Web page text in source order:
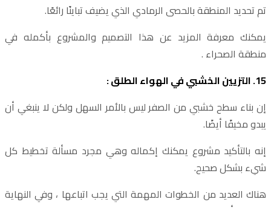
تم تحديد المنطقة بالحصى الرمادي الذي يضيف تباينًا رائعًا.
يمكنك معرفة المزيد عن هذا التصميم والمشروع بأكمله في
منطقة الصحراء .
15. التزيين الخشبي في الهواء الطلق :
إن بناء سطح خشبي من الصفر ليس بالأمر السهل ولكن لا ينبغي أن
يبدو مخيفًا أيضًا.
إنه بالتأكيد مشروع يمكنك إكماله وهي مجرد مسألة تخطيط كل
شيء بشكل صحيح.
هناك العديد من الخطوات المهمة التي يجب اتباعها ، وفي النهاية